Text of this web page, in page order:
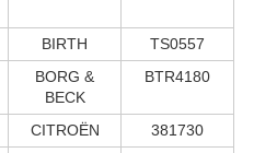
BIRTH
TS0557
BORG &
BECK
BTR4180
CITROËN 381730